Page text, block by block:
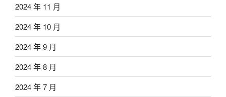
2024 年 11 月
2024 年 10 月
2024 年 9 月
2024 年 8 月
2024 年 7 月